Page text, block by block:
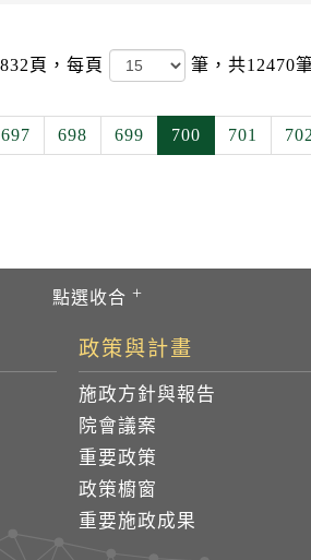
頁， 每頁 筆，共12470
697 698 699 700 701 702
政策與計畫
施政方針與報告
院會議案
重要政策
政策櫥窗
重要施政成果